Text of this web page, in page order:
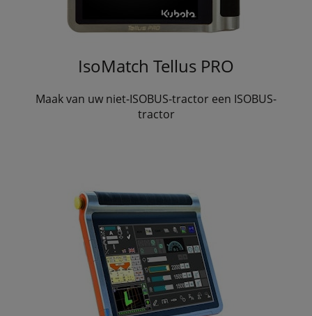
IsoMatch Tellus PRO
Maak van uw niet-ISOBUS-tractor een ISOBUS-
tractor